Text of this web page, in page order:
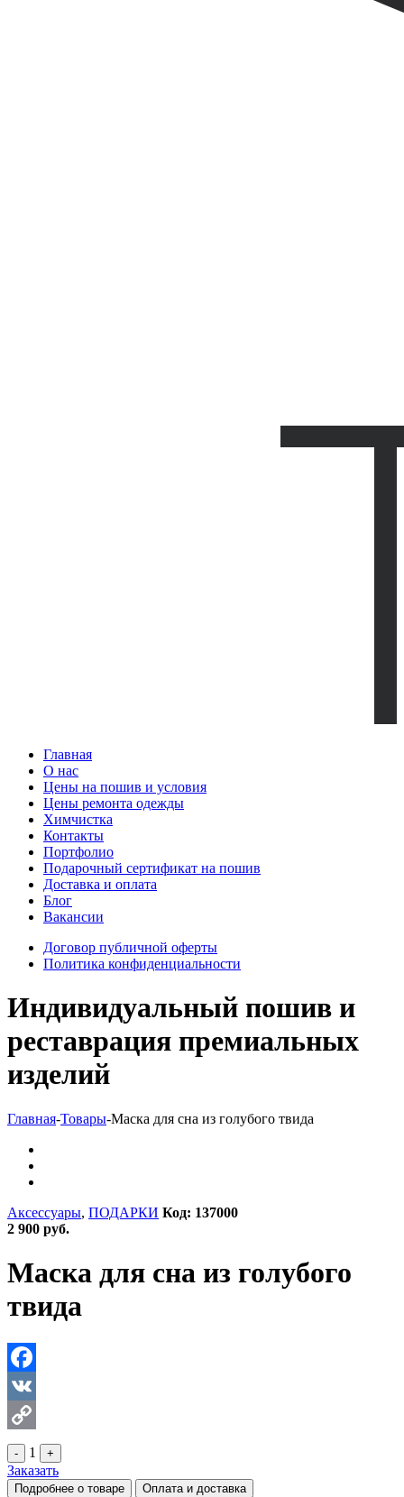
Главная
О нас
Цены на пошив и условия
Цены ремонта одежды
Химчистка
Контакты
Портфолио
Подарочный сертификат на пошив
Доставка и оплата
Блог
Вакансии
Договор публичной оферты
Политика конфиденциальности
Индивидуальный пошив и
реставрация премиальных
изделий
Главная-Товары-Маска для сна из голубого твида
Аксессуары, ПОДАРКИ Код: 137000
2 900 руб.
Маска для сна из голубого
твида
Facebook
VK
Copy
Link
- 1 +
Заказать
Подробнее о товаре Оплата и доставка